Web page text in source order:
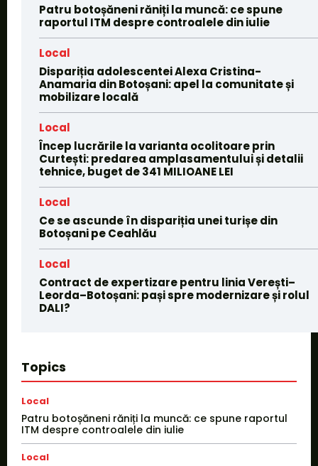
Patru botoșăneni răniți la muncă: ce spune
raportul ITM despre controalele din iulie
Local
Dispariția adolescentei Alexa Cristina-
Anamaria din Botoșani: apel la comunitate și
mobilizare locală
Local
Încep lucrările la varianta ocolitoare prin
Curtești: predarea amplasamentului și detalii
tehnice, buget de 341 MILIOANE LEI
Local
Ce se ascunde în dispariția unei turișe din
Botoșani pe Ceahlău
Local
Contract de expertizare pentru linia Verești–
Leorda–Botoșani: pași spre modernizare și rolul
DALI?
Topics
Local
Patru botoșăneni răniți la muncă: ce spune raportul
ITM despre controalele din iulie
Local